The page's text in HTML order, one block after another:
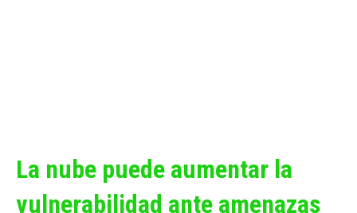
La nube puede aumentar la
vulnerabilidad ante amenazas